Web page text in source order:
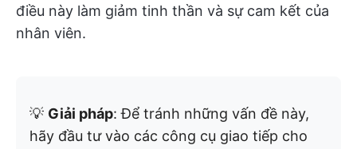
điều này làm giảm tinh thần và sự cam kết của
nhân viên.
💡 Giải pháp: Để tránh những vấn đề này,
hãy đầu tư vào các công cụ giao tiếp cho